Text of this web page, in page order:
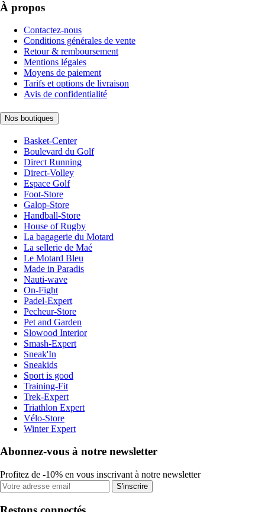
À propos
Contactez-nous
Conditions générales de vente
Retour & remboursement
Mentions légales
Moyens de paiement
Tarifs et options de livraison
Avis de confidentialité
Nos boutiques
Basket-Center
Boulevard du Golf
Direct Running
Direct-Volley
Espace Golf
Foot-Store
Galop-Store
Handball-Store
House of Rugby
La bagagerie du Motard
La sellerie de Maé
Le Motard Bleu
Made in Paradis
Nauti-wave
On-Fight
Padel-Expert
Pecheur-Store
Pet and Garden
Slowood Interior
Smash-Expert
Sneak'In
Sneakids
Sport is good
Training-Fit
Trek-Expert
Triathlon Expert
Vélo-Store
Winter Expert
Abonnez-vous à notre newsletter
Profitez de -10% en vous inscrivant à notre newsletter
S'inscrire